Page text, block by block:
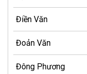
Điền Văn
Đoản Văn
Đông Phương